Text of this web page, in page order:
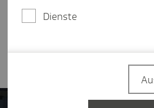
für die eigene Gesundheit
Dienste